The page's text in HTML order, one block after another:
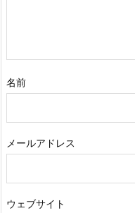
名前
メールアドレス
ウェブサイト